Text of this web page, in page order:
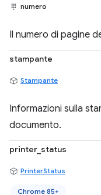
numero
Il numero di pagine
stampante
Stampante
Informazioni sulla
documento.
printer_status
PrinterStatus
Chrome 85+